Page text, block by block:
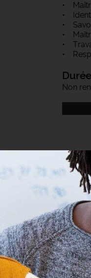
•
•
•
•
•
•
Durée
Non